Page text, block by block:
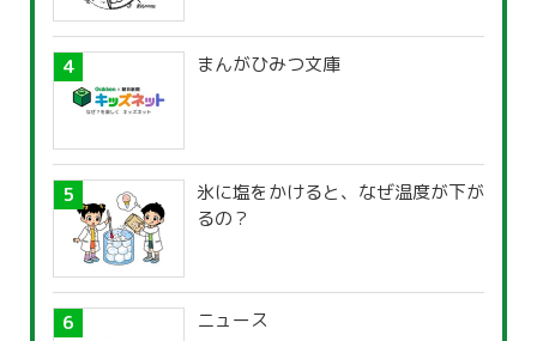
まんがひみつ文庫
氷に塩をかけると、なぜ温度が下が
るの？
ニュース